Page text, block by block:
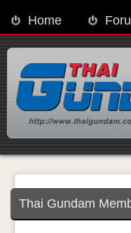
Home
Thai Gundam